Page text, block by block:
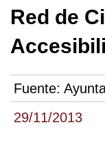
29/11/2013
Red de
Fuente: